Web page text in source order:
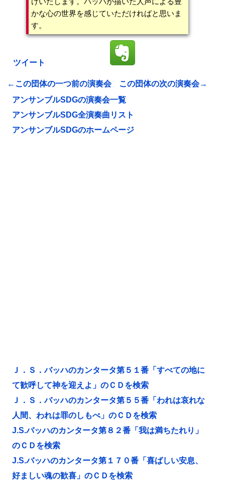
かな心の世界を感じていただければと思いま
す。
ツイート
←この団体の一つ前の演奏会
この団体の次の演奏会→
アンサンブルSDGの演奏会一覧
アンサンブルSDG全演奏曲リスト
アンサンブルSDGのホームページ
Ｊ．Ｓ．バッハのカンタータ第５１番「すべての地に
て歓呼して神を迎えよ」のＣＤを検索
Ｊ．Ｓ．バッハのカンタータ第５５番「われは哀れな
人間、われは罪のしもべ」のＣＤを検索
J.S.バッハのカンタータ第８２番「我は満ちたれり」
のＣＤを検索
J.S.バッハのカンタータ第１７０番「喜ばしい安息、
好ましい魂の歓喜」のＣＤを検索